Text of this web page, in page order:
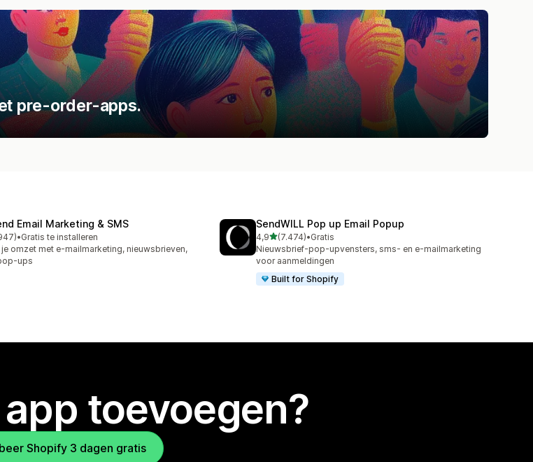
pre-order-apps.
Email Marketing & SMS
sterren
in totaal
•Gratis te installeren
omzet met e-mailmarketing, nieuwsbrieven,
ups
SendWILL Pop up Email Popup
4,9van 5 sterren
(7.474)
7474 recensies in totaal
•Gratis
Nieuwsbrief-pop-upvensters, sms- en e-mailmarketing
voor aanmeldingen
Built for Shopify
toevoegen?
Shopify 3 dagen gratis